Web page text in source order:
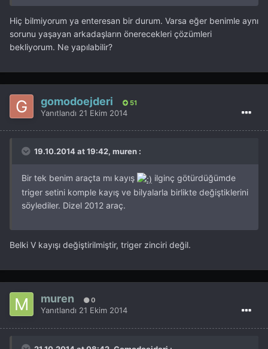
Hiç bilmiyorum ya enteresan bir durum. Varsa eğer benimle aynı
sorunu yaşayan arkadaşların önerecekleri çözümleri
bekliyorum. Ne yapılabilir?
gomodoejderi 51
Yanıtlandı 21 Ekim 2014
19.10.2014 at 19:42, muren :
Bir tek benim araçta mı kayış
ilginç götürdüğümde
triger setini komple kayış ve bilyalarla birlikte değiştiklerini
söylediler. Dizel 2012 araç.
Belki V kayışı değiştirilmiştir, triger zinciri değil.
muren 0
Yanıtlandı 21 Ekim 2014